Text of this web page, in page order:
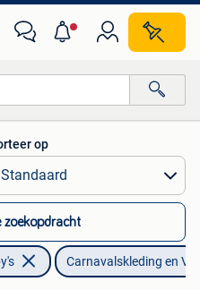
op
zoekopdracht
Carnavalskleding en